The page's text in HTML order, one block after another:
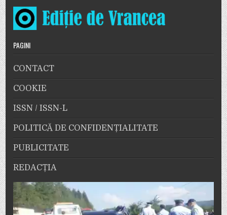
PAGINI
CONTACT
COOKIE
ISSN / ISSN-L
POLITICĂ DE CONFIDENȚIALITATE
PUBLICITATE
REDACȚIA